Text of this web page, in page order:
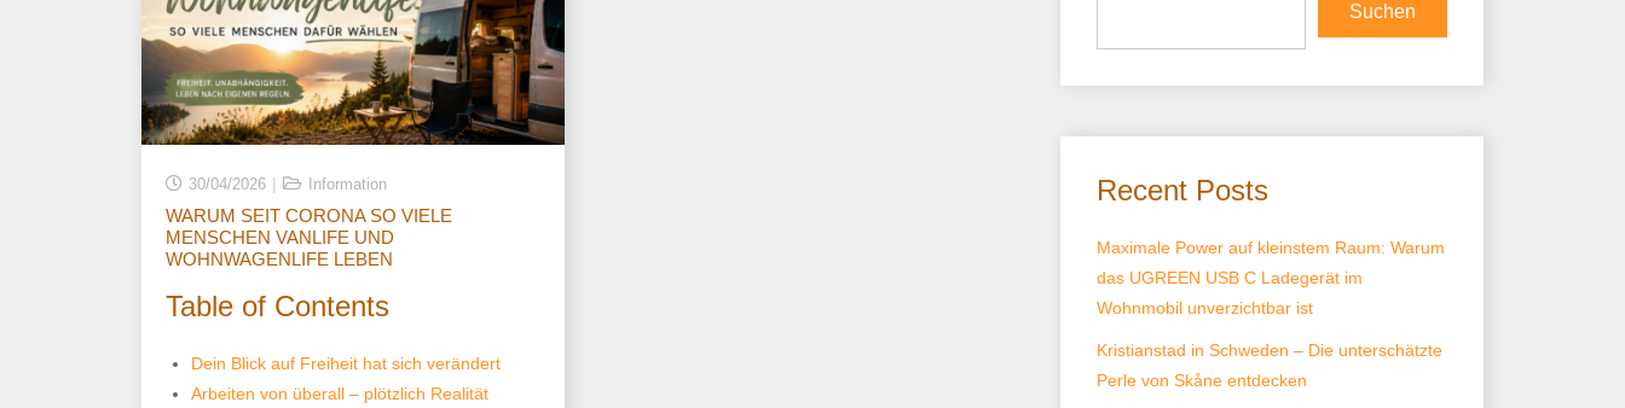
30/04/2026 Information
WARUM SEIT CORONA SO VIELE
MENSCHEN VANLIFE UND
WOHNWAGENLIFE LEBEN
Table of Contents
Dein Blick auf Freiheit hat sich verändert
Arbeiten von überall – plötzlich Realität
Suchen
Recent Posts
Maximale Power auf kleinstem Raum: Warum
das UGREEN USB C Ladegerät im
Wohnmobil unverzichtbar ist
Kristianstad in Schweden – Die unterschätzte
Perle von Skåne entdecken